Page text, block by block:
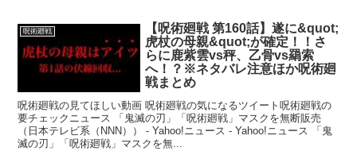
呪術廻戦
【呪術廻戦 第160話】遂に&quot;
虎杖の母親&quot;が確定！！さ
らに鹿紫雲vs秤、乙骨vs羂索
へ！？※ネタバレ注意ほか呪術廻
戦まとめ
呪術廻戦の見てほしい動画 呪術廻戦の気になるツイート呪術廻戦の
要チェックニュース 「鬼滅の刃」「呪術廻戦」マスクを無断販売
（日本テレビ系（NNN）） - Yahoo!ニュース - Yahoo!ニュース 「鬼
滅の刃」「呪術廻戦」マスクを無...